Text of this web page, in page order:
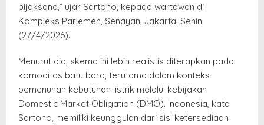
bijaksana,” ujar Sartono, kepada wartawan di
Kompleks Parlemen, Senayan, Jakarta, Senin
(27/4/2026).
Menurut dia, skema ini lebih realistis diterapkan pada
komoditas batu bara, terutama dalam konteks
pemenuhan kebutuhan listrik melalui kebijakan
Domestic Market Obligation (DMO). Indonesia, kata
Sartono, memiliki keunggulan dari sisi ketersediaan